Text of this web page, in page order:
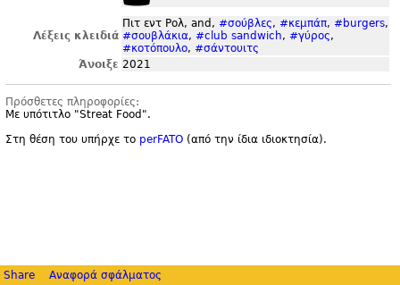
Λέξεις κλειδιά
Πιτ εντ Ρολ, and, #σούβλες, #κεμπάπ, #burgers,
#σουβλάκια, #club sandwich, #γύρος,
#κοτόπουλο, #σάντουιτς
Άνοιξε 2021
Πρόσθετες πληροφορίες:
Με υπότιτλο "Streat Food".
Στη θέση του υπήρχε το perFATO (από την ίδια ιδιοκτησία).
Share Αναφορά σφάλματος